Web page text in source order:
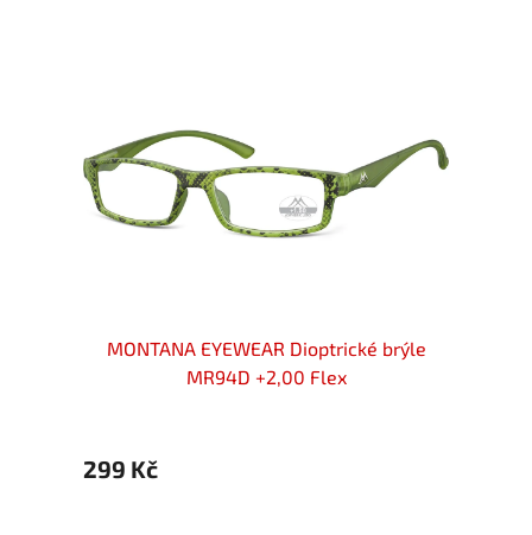
MONTANA EYEWEAR Dioptrické brýle
MR94D +2,00 Flex
299 Kč